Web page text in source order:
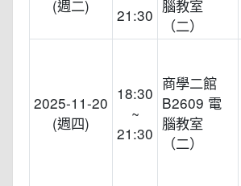
(週二)
21:30 腦教室
（二）
2025-11-20
(週四)
18:30
~
21:30
商學二館
B2609 電
腦教室
（二）